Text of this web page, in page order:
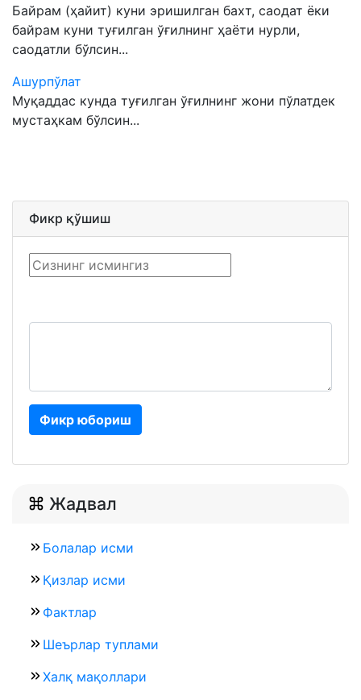
Байрам (ҳайит) куни эришилган бахт, саодат ёки
байрам куни туғилган ўғилнинг ҳаёти нурли,
саодатли бўлсин...
Ашурпўлат
Муқаддас кунда туғилган ўғилнинг жони пўлатдек
мустаҳкам бўлсин...
Фикр қўшиш
Фикр юбориш
Жадвал
Болалар исми
Қизлар исми
Фактлар
Шеърлар туплами
Халқ мақоллари